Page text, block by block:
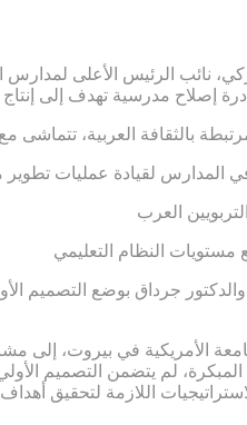
نائب الرئيس الأعلى لمدارس
إصلاح مدرسية تهدف إلى
بالثقافة العربية،
المدارس لقيادة عمليات
العرب
مستويات النظام التعليمي
ابوجودة والدكتور جرداق بوضع
الأمريكية في بيروت،
لم يتضمن التصميم
اللازمة لتحقيق